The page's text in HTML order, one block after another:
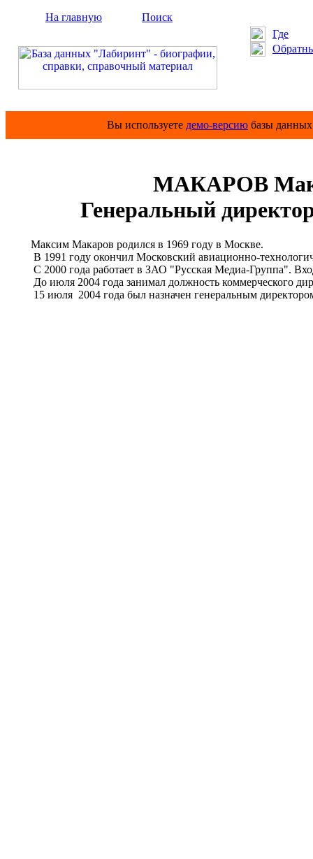
На главную
Поиск
Где
Вы используете демо-версию базы
МАКАРОВ
Генеральный
Максим Макаров родился в 1969 году в Москве.
В 1991 году окончил Московский авиационно-
С 2000 года работает в ЗАО "Русская Медиа-Группа".
До июля 2004 года занимал должность коммерческого
15 июля 2004 года был назначен генеральным